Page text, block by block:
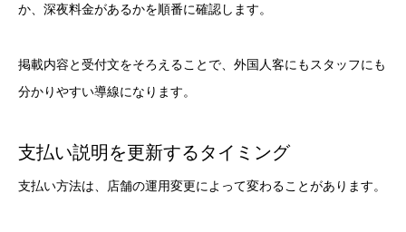
か、深夜料金があるかを順番に確認します。
掲載内容と受付文をそろえることで、外国人客にもスタッフにも
分かりやすい導線になります。
支払い説明を更新するタイミング
支払い方法は、店舗の運用変更によって変わることがあります。